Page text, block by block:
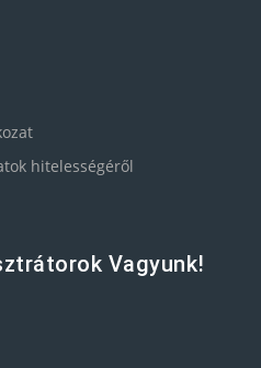
hitelességéről
Vagyunk!